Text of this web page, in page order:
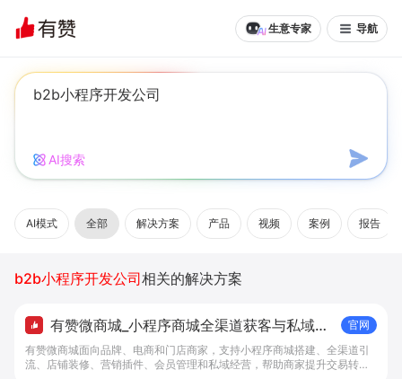
生意专家 导航
AI搜索
AI模式 全部 解决方案 产品 视频 案例 报告
b2b小程序开发公司相关的解决方案
有赞微商城_小程序商城全渠道获客与私域复
购工具 - 做生意, 找有赞
官网
有赞微商城面向品牌、电商和门店商家，支持小程序商城搭建、全渠道引
流、店铺装修、营销插件、会员管理和私域经营，帮助商家提升交易转化